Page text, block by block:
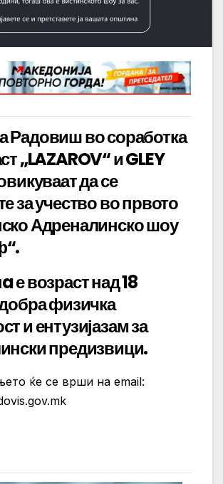
Радовиш во соработка
„LAZAROV“ и GLEY
да се
за учество во првото
Адреналинско шоу
е возраст над 18
физичка
и ентузијазам за
предизвици.
ќе се врши на email: